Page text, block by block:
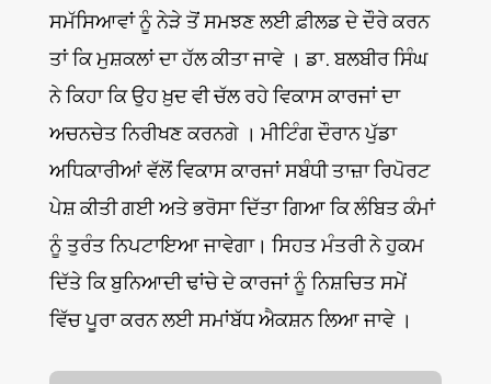
ਸਮੱਸਿਆਵਾਂ ਨੂੰ ਨੇੜੇ ਤੋਂ ਸਮਝਣ ਲਈ ਫ਼ੀਲਡ ਦੇ ਦੌਰੇ ਕਰਨ
ਤਾਂ ਕਿ ਮੁਸ਼ਕਲਾਂ ਦਾ ਹੱਲ ਕੀਤਾ ਜਾਵੇ । ਡਾ. ਬਲਬੀਰ ਸਿੰਘ
ਨੇ ਕਿਹਾ ਕਿ ਉਹ ਖ਼ੁਦ ਵੀ ਚੱਲ ਰਹੇ ਵਿਕਾਸ ਕਾਰਜਾਂ ਦਾ
ਅਚਨਚੇਤ ਨਿਰੀਖਣ ਕਰਨਗੇ । ਮੀਟਿੰਗ ਦੌਰਾਨ ਪੁੱਡਾ
ਅਧਿਕਾਰੀਆਂ ਵੱਲੋਂ ਵਿਕਾਸ ਕਾਰਜਾਂ ਸਬੰਧੀ ਤਾਜ਼ਾ ਰਿਪੋਰਟ
ਪੇਸ਼ ਕੀਤੀ ਗਈ ਅਤੇ ਭਰੋਸਾ ਦਿੱਤਾ ਗਿਆ ਕਿ ਲੰਬਿਤ ਕੰਮਾਂ
ਨੂੰ ਤੁਰੰਤ ਨਿਪਟਾਇਆ ਜਾਵੇਗਾ। ਸਿਹਤ ਮੰਤਰੀ ਨੇ ਹੁਕਮ
ਦਿੱਤੇ ਕਿ ਬੁਨਿਆਦੀ ਢਾਂਚੇ ਦੇ ਕਾਰਜਾਂ ਨੂੰ ਨਿਸ਼ਚਿਤ ਸਮੇਂ
ਵਿੱਚ ਪੂਰਾ ਕਰਨ ਲਈ ਸਮਾਂਬੱਧ ਐਕਸ਼ਨ ਲਿਆ ਜਾਵੇ ।